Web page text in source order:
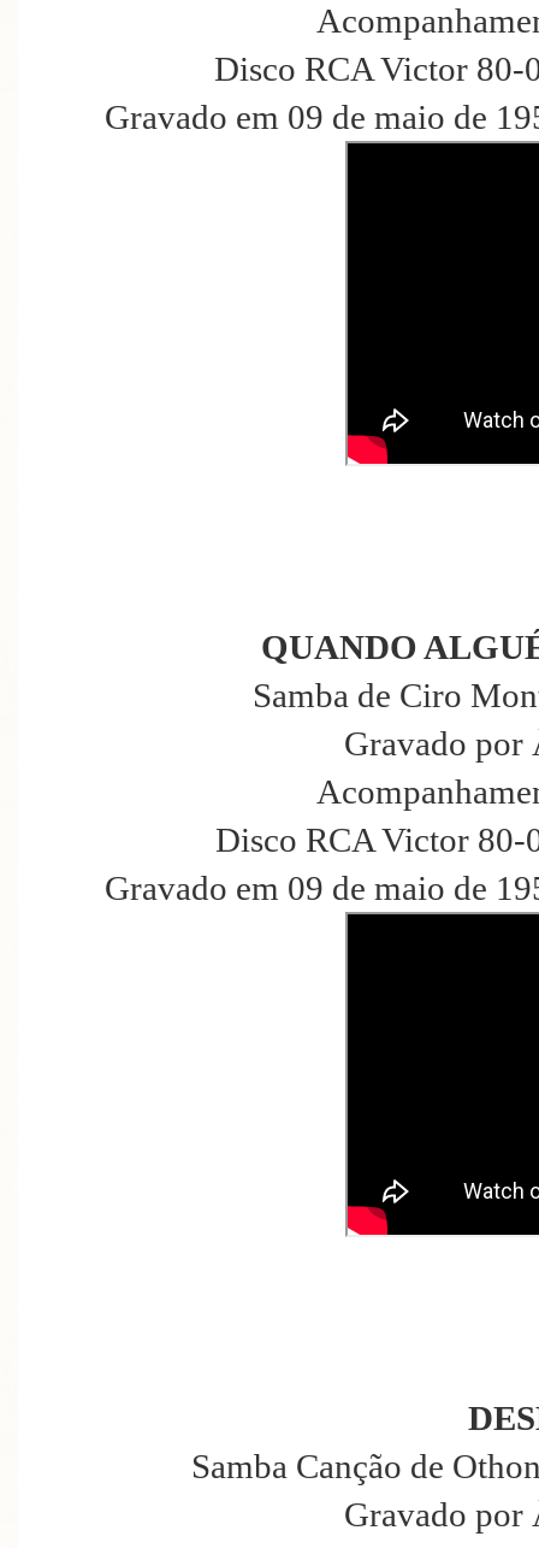
Disco RCA Victor 80-
Gravado em 09 de maio de
QUANDO
Samba de Ciro
Gravado por
Disco RCA Victor 80-
Gravado em 09 de maio de
Samba Canção de
Gravado por